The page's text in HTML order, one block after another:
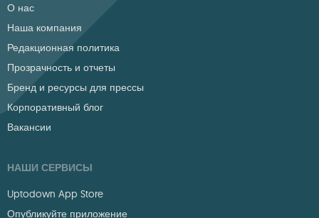
О нас
Наша компания
Редакционная политика
Прозрачность и отчеты
Бренд и ресурсы для прессы
Корпоративный блог
Вакансии
НАШИ СЕРВИСЫ
Uptodown App Store
Опубликуйте приложение